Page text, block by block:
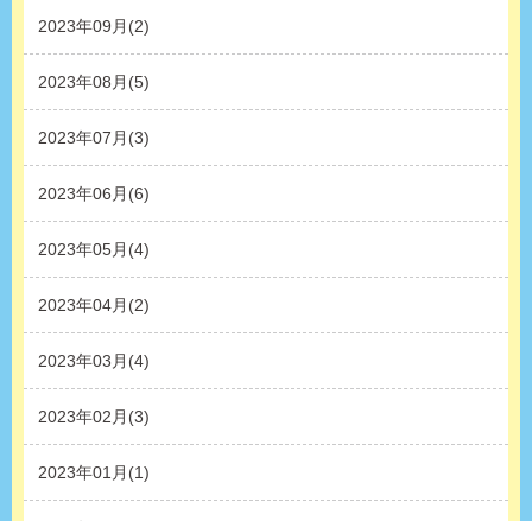
2023年09月(2)
2023年08月(5)
2023年07月(3)
2023年06月(6)
2023年05月(4)
2023年04月(2)
2023年03月(4)
2023年02月(3)
2023年01月(1)